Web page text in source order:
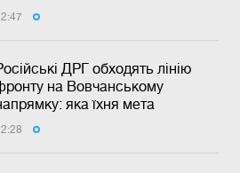
ДРГ обходять лінію
на Вовчанському
яка їхня мета